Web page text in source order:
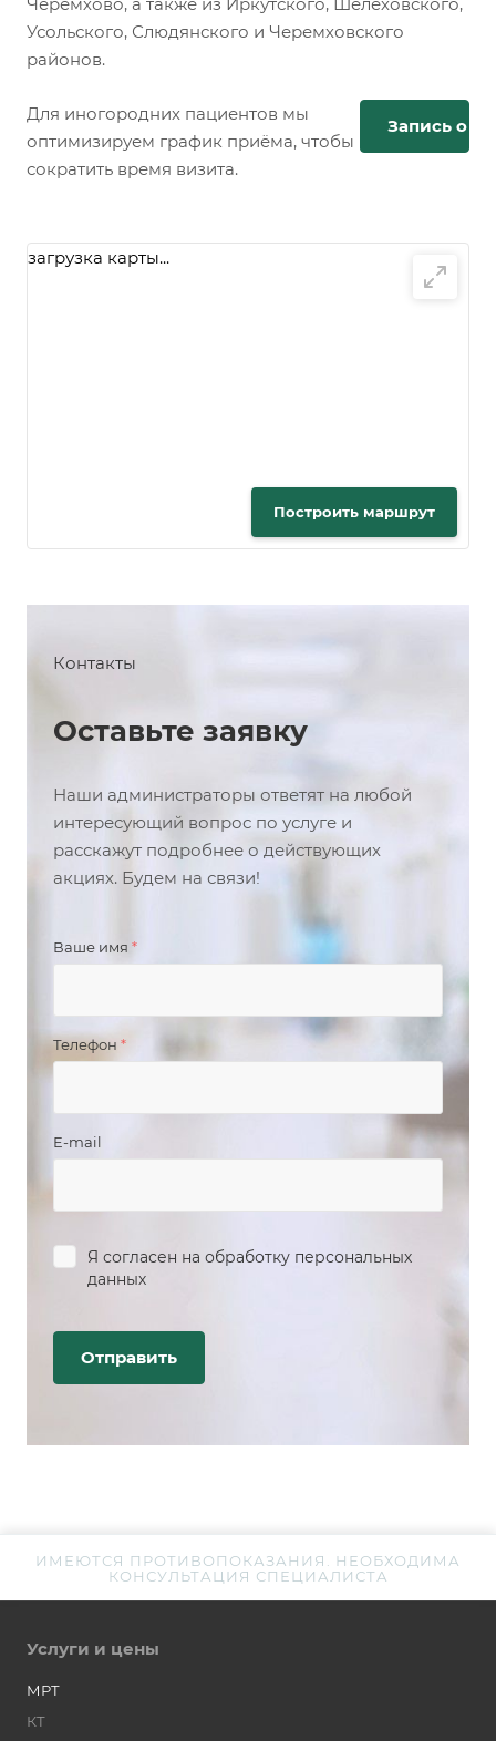
Усольского, Слюдянского и Черемховского
районов.
Для иногородних пациентов мы
оптимизируем график приёма, чтобы
сократить время визита.
Запись
загрузка карты...
Построить маршрут
Контакты
Оставьте заявку
Наши администраторы ответят на любой
интересующий вопрос по услуге и
расскажут подробнее о действующих
акциях. Будем на связи!
Ваше имя *
Телефон *
E-mail
Я согласен на обработку персональных
данных
ИМЕЮТСЯ ПРОТИВОПОКАЗАНИЯ. НЕОБХОДИМА
КОНСУЛЬТАЦИЯ СПЕЦИАЛИСТА
Услуги и цены
МРТ
КТ